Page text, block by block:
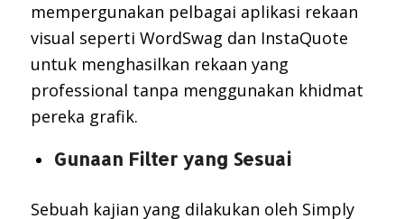
mempergunakan pelbagai aplikasi rekaan
visual seperti WordSwag dan InstaQuote
untuk menghasilkan rekaan yang
professional tanpa menggunakan khidmat
pereka grafik.
Gunaan Filter yang Sesuai
Sebuah kajian yang dilakukan oleh Simply